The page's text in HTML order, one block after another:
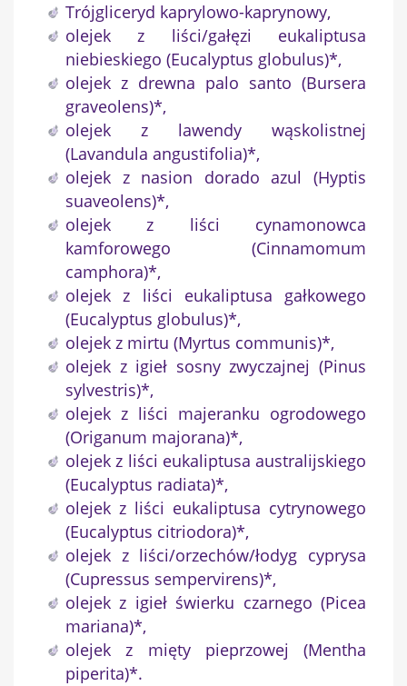
Trójgliceryd kaprylowo-kaprynowy,
olejek z liści/gałęzi eukaliptusa
niebieskiego (Eucalyptus globulus)*,
olejek z drewna palo santo (Bursera
graveolens)*,
olejek z lawendy wąskolistnej
(Lavandula angustifolia)*,
olejek z nasion dorado azul (Hyptis
suaveolens)*,
olejek z liści cynamonowca
kamforowego (Cinnamomum
camphora)*,
olejek z liści eukaliptusa gałkowego
(Eucalyptus globulus)*,
olejek z mirtu (Myrtus communis)*,
olejek z igieł sosny zwyczajnej (Pinus
sylvestris)*,
olejek z liści majeranku ogrodowego
(Origanum majorana)*,
olejek z liści eukaliptusa australijskiego
(Eucalyptus radiata)*,
olejek z liści eukaliptusa cytrynowego
(Eucalyptus citriodora)*,
olejek z liści/orzechów/łodyg cyprysa
(Cupressus sempervirens)*,
olejek z igieł świerku czarnego (Picea
mariana)*,
olejek z mięty pieprzowej (Mentha
piperita)*.